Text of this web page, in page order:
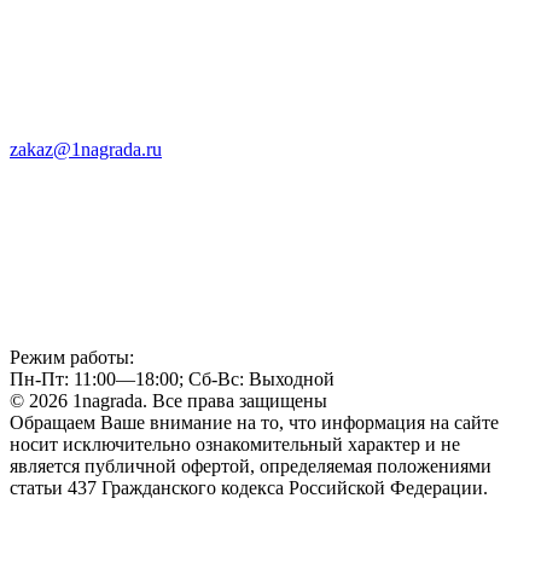
zakaz@1nagrada.ru
Режим работы:
Пн-Пт: 11:00—18:00; Сб-Вс: Выходной
© 2026 1nagrada. Все права защищены
Обращаем Ваше внимание на то, что информация на сайте
носит исключительно ознакомительный характер и не
является публичной офертой, определяемая положениями
статьи 437 Гражданского кодекса Российской Федерации.